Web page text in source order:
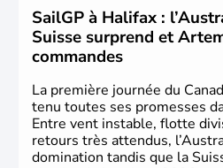
pays a été obtenue au cours
étalé de 1867 à 1982. Le
aujourd'hui appelé Eskimos,
du XXème siècle lors d'une
Nord.
SailGP à Halifax :
Suisse surprend et
commandes
La première journée du
tenu toutes ses promesses
Entre vent instable, flotte
retours très attendus,
domination tandis que la